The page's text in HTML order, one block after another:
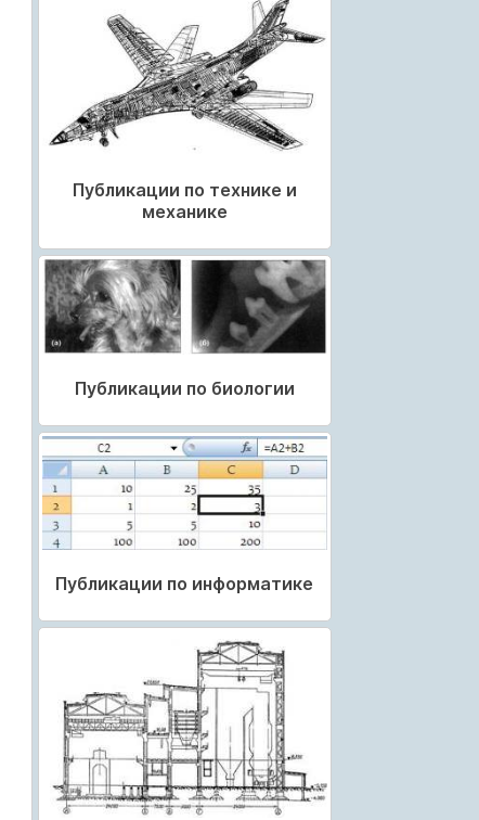
Публикации по технике и
механике
Публикации по биологии
Публикации по информатике